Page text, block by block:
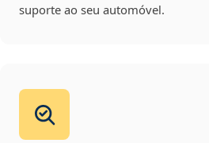
suporte ao seu automóvel.